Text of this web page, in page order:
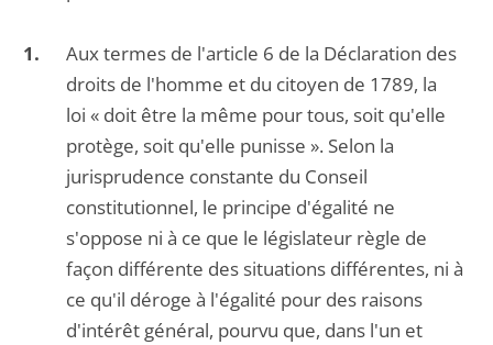
Aux termes de l'article 6 de la Déclaration des
droits de l'homme et du citoyen de 1789, la
loi « doit être la même pour tous, soit qu'elle
protège, soit qu'elle punisse ». Selon la
jurisprudence constante du Conseil
constitutionnel, le principe d'égalité ne
s'oppose ni à ce que le législateur règle de
façon différente des situations différentes, ni à
ce qu'il déroge à l'égalité pour des raisons
d'intérêt général, pourvu que, dans l'un et